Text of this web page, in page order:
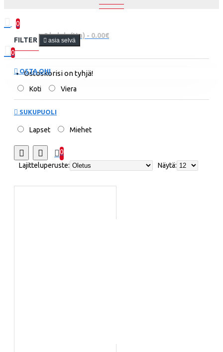
0
0 kohde(tta) - 0.00€
0
Ostoskorisi on tyhjä!
FILTER asia selvä
OSTA OHI
Koti Viera
SUKUPUOLI
Lapset Miehet
0
Lajitteluperuste:
Näytä: